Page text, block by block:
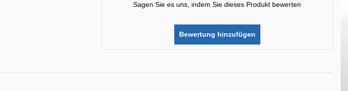
Sagen Sie es uns, indem Sie dieses Produkt bewerten
Bewertung hinzufügen